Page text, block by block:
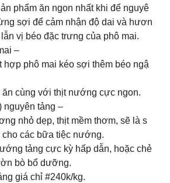
phẩm ăn ngon nhất khi để nguyê
sợi để cảm nhận độ dai và hươn
vị béo đặc trưng của phô mai.
–
hợp phô mai kéo sợi thêm béo ngậ
ăn cùng với thịt nướng cực ngon.
nguyên tảng –
nhỏ dẹp, thịt mềm thơm, sẽ là s
các bữa tiệc nướng.
tảng cực kỳ hấp dẫn, hoặc chẻ
bò bổ dưỡng.
giá chỉ #240k/kg.